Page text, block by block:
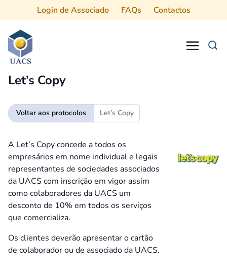
Login de Associado FAQs Contactos
Let’s Copy
Voltar aos protocolos Let’s Copy
A Let’s Copy concede a todos os
empresários em nome individual e legais
representantes de sociedades associados
da UACS com inscrição em vigor assim
como colaboradores da UACS um
desconto de 10% em todos os serviços
que comercializa.
Os clientes deverão apresentar o cartão
de colaborador ou de associado da UACS.